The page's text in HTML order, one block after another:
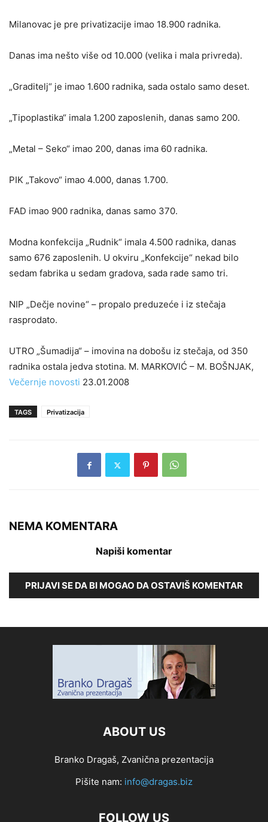
Milanovac je pre privatizacije imao 18.900 radnika.
Danas ima nešto više od 10.000 (velika i mala privreda).
„Graditelj“ je imao 1.600 radnika, sada ostalo samo deset.
„Tipoplastika“ imala 1.200 zaposlenih, danas samo 200.
„Metal – Seko“ imao 200, danas ima 60 radnika.
PIK „Takovo“ imao 4.000, danas 1.700.
FAD imao 900 radnika, danas samo 370.
Modna konfekcija „Rudnik“ imala 4.500 radnika, danas
samo 676 zaposlenih. U okviru „Konfekcije“ nekad bilo
sedam fabrika u sedam gradova, sada rade samo tri.
NIP „Dečje novine“ – propalo preduzeće i iz stečaja
rasprodato.
UTRO „Šumadija“ – imovina na dobošu iz stečaja, od 350
radnika ostala jedva stotina. M. MARKOVIĆ – M. BOŠNJAK,
Večernje novosti 23.01.2008
TAGS Privatizacija
NEMA KOMENTARA
Napiši komentar
PRIJAVI SE DA BI MOGAO DA OSTAVIŠ KOMENTAR
ABOUT US
Branko Dragaš, Zvanična prezentacija
Pišite nam: info@dragas.biz
FOLLOW US